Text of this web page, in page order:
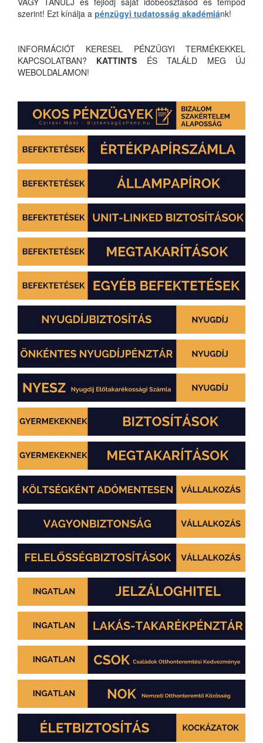
szerint! Ezt kínálja a pénzügyi tudatosság akadémiánk!
INFORMÁCIÓT KERESEL PÉNZÜGYI TERMÉKEKKEL
KAPCSOLATBAN? KATTINTS ÉS TALÁLD MEG ÚJ
WEBOLDALAMON!